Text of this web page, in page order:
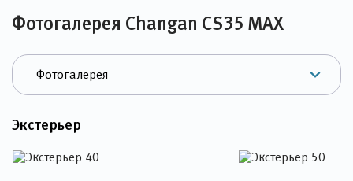
Фотогалерея Changan CS35 MAX
Экстерьер